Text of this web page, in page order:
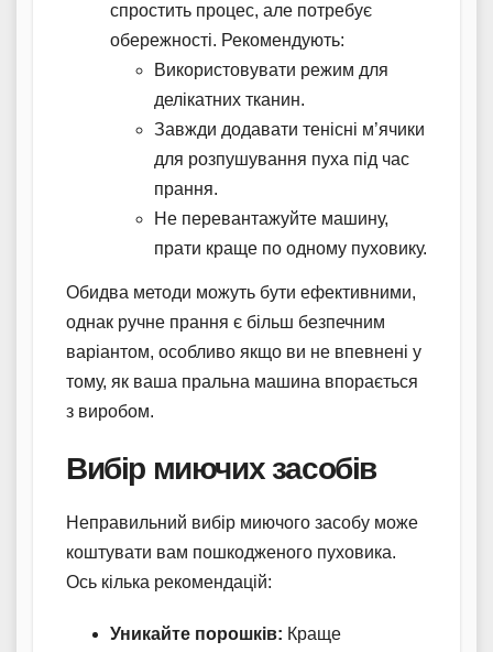
спростить процес, але потребує
обережності. Рекомендують:
Використовувати режим для
делікатних тканин.
Завжди додавати тенісні м’ячики
для розпушування пуха під час
прання.
Не перевантажуйте машину,
прати краще по одному пуховику.
Обидва методи можуть бути ефективними,
однак ручне прання є більш безпечним
варіантом, особливо якщо ви не впевнені у
тому, як ваша пральна машина впорається
з виробом.
Вибір миючих засобів
Неправильний вибір миючого засобу може
коштувати вам пошкодженого пуховика.
Ось кілька рекомендацій:
Уникайте порошків: Краще